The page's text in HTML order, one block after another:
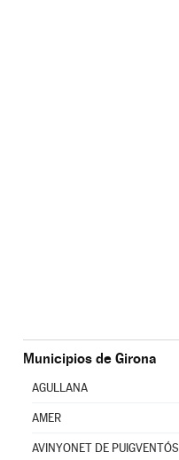
Municipios de Girona
AGULLANA
AMER
AVINYONET DE PUIGVENTÓS